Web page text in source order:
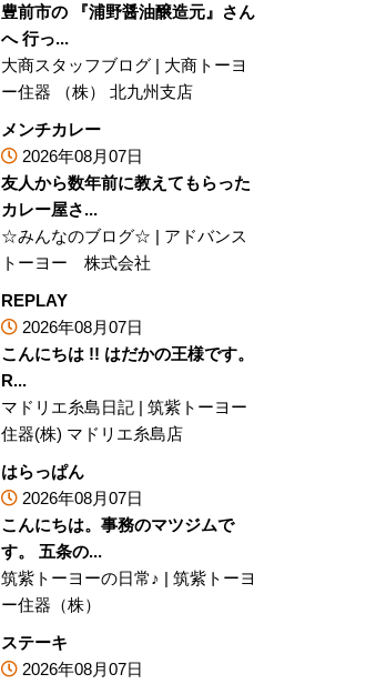
豊前市の 『浦野醤油醸造元』さん
へ 行っ...
大商スタッフブログ | 大商トーヨ
ー住器 （株） 北九州支店
メンチカレー
2026年08月07日
友人から数年前に教えてもらった
カレー屋さ...
☆みんなのブログ☆ | アドバンス
トーヨー 株式会社
REPLAY
2026年08月07日
こんにちは !! はだかの王様です。
R...
マドリエ糸島日記 | 筑紫トーヨー
住器(株) マドリエ糸島店
はらっぱん
2026年08月07日
こんにちは。事務のマツジムで
す。 五条の...
筑紫トーヨーの日常♪ | 筑紫トーヨ
ー住器（株）
ステーキ
2026年08月07日